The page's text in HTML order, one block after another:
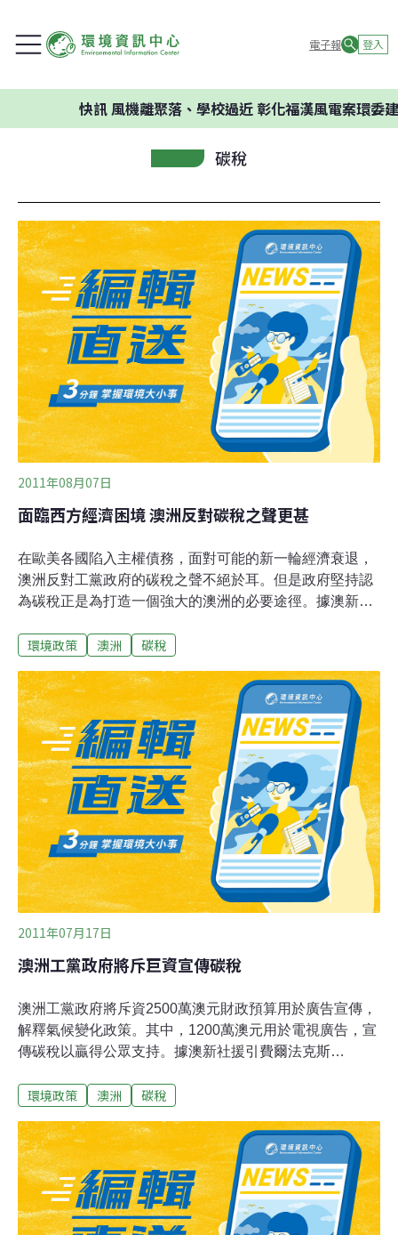
電子報 登入
風機離聚落、學校過近 彰化福漢風電案環委建議不應
碳稅
2011年08月07日
面臨西方經濟困境 澳洲反對碳稅之聲更甚
在歐美各國陷入主權債務，面對可能的新一輪經濟衰退，
澳洲反對工黨政府的碳稅之聲不絕於耳。但是政府堅持認
為碳稅正是為打造一個強大的澳洲的必要途徑。據澳新社
棄碳稅的另一個理由。這個觀點得到了澳洲工商會
心，並在全球經濟前途未卜時使澳洲商業更易遭到損害。
但是財長斯萬說，碳稅要到2012年7月1日才開始實施；澳
洲的經濟潛力正處世界最強勁之列，更何況澳洲應對全球
經濟衰退有案可查。
環境政策 澳洲 碳稅
2011年07月17日
澳洲工黨政府將斥巨資宣傳碳稅
澳洲工黨政府將斥資2500萬澳元財政預算用於廣告宣傳，
解釋氣候變化政策。其中，1200萬澳元用於電視廣告，宣
傳碳稅以贏得公眾支持。據澳新社援引費爾法克斯
1370萬澳元專款用於「公共信息」，利用網站、傳單和其
府也面臨廣告競爭的風險。澳洲貿易與工業聯盟，受煤炭
工業與礦業理事會的支持，將耗資1000萬澳元進行反碳稅
宣傳。同時，總理吉拉德對政府耗資1200萬澳元於電視廣
告宣傳碳稅進行了辯護，「讓我們對（廣告的）規模和範
圍有一個認識。」吉拉德否認碳稅廣告違背了競選承諾，
環境政策 澳洲 碳稅